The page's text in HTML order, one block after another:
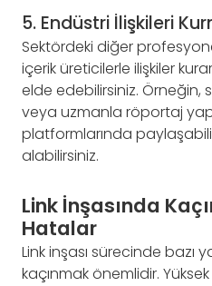
5. Endüstri İlişkileri
Sektördeki diğer
içerik üreticilerle ilişkiler
elde edebilirsiniz. Örneğin,
veya uzmanla röportaj
platformlarında
alabilirsiniz.
Link İnşasında
Hatalar
Link inşası sürecinde bazı
kaçınmak önemlidir.